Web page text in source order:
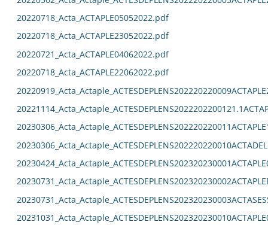
20220718_Acta_ACTAPLE05052022.pdf
20220718_Acta_ACTAPLE23052022.pdf
20220721_Acta_ACTAPLE04062022.pdf
20220718_Acta_ACTAPLE22062022.pdf